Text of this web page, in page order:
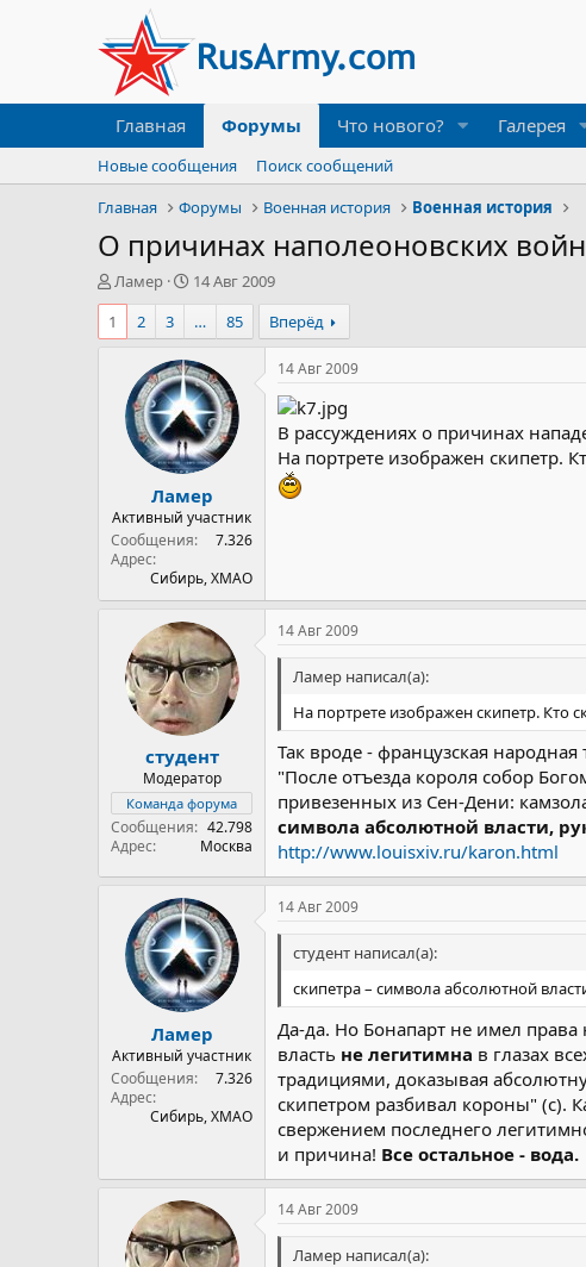
Главная Форумы Что нового? Галерея
Новые сообщения
Поиск сообщений
Главная
Форумы Военная история Военная история
О причинах наполеоновских
А
в
т
о
Ламер
Д
а
т
а
н
а
ч
а
л
а
14 Авг 2009
1
2 3 … 85 Вперёд
Ламер
Активный участник
Сообщения
7.326
Адрес
Сибирь, ХМАО
14 Авг 2009
В рассуждениях о причинах
На портрете изображен скипетр.
студент
Модератор
Команда форума
Сообщения
42.798
Адрес
Москва
14 Авг 2009
Ламер написал(а):
На портрете изображен скипетр. Кто
Так вроде - французская
"После отъезда короля собор
привезенных из Сен-Дени:
символа абсолютной власти,
http://www.louisxiv.ru/karon.html
Ламер
Активный участник
Сообщения
7.326
Адрес
Сибирь, ХМАО
14 Авг 2009
студент написал(а):
скипетра – символа абсолютной
Да-да. Но Бонапарт не имел
власть не легитимна в глазах
традициями, доказывая
скипетром разбивал короны" (с).
свержением последнего
и причина! Все остальное - вода.
14 Авг 2009
Ламер написал(а):